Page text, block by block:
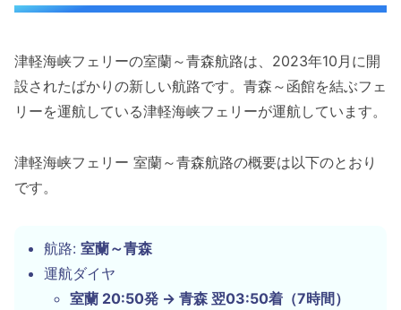
津軽海峡フェリーの室蘭～青森航路は、2023年10月に開
設されたばかりの新しい航路です。青森～函館を結ぶフェ
リーを運航している津軽海峡フェリーが運航しています。
津軽海峡フェリー 室蘭～青森航路の概要は以下のとおり
です。
航路:室蘭～青森
運航ダイヤ
室蘭 20:50発 → 青森 翌03:50着（7時間）